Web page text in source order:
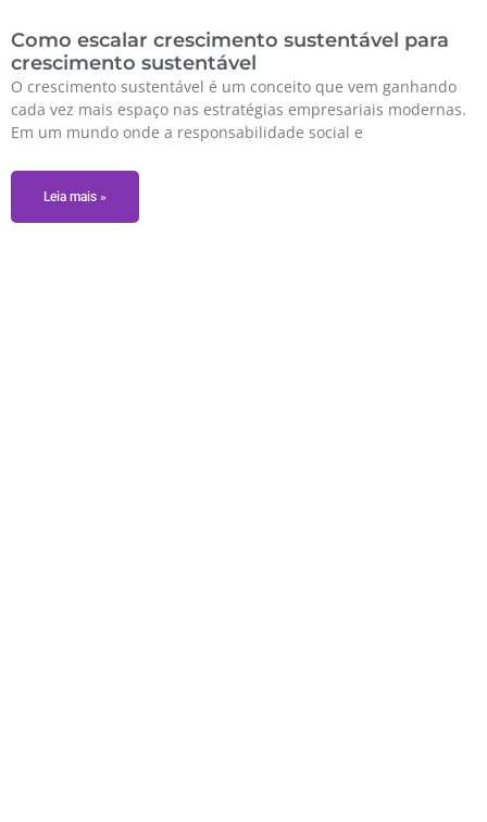
Como escalar crescimento sustentável para
crescimento sustentável
O crescimento sustentável é um conceito que vem ganhando
cada vez mais espaço nas estratégias empresariais modernas.
Em um mundo onde a responsabilidade social e
Leia mais »